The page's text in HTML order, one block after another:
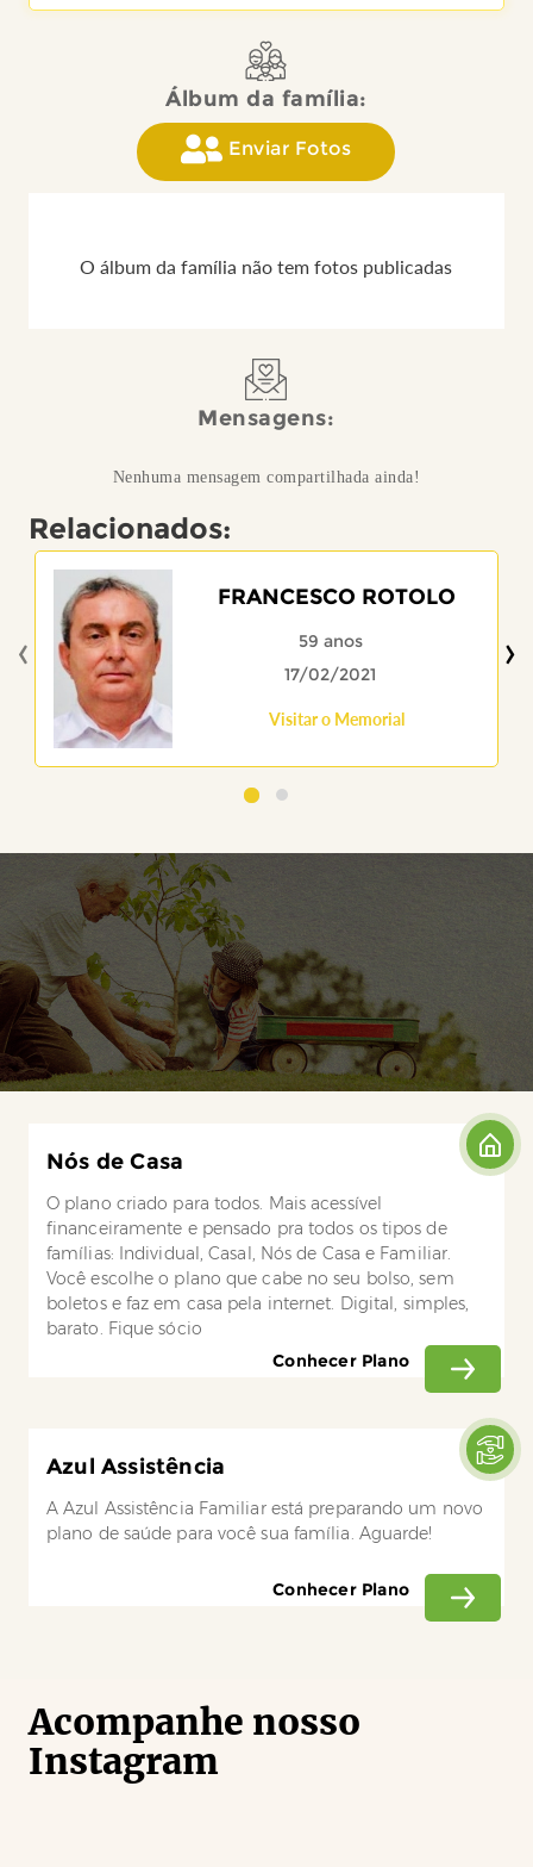
Álbum da família:
Enviar Fotos
O álbum da família não tem fotos publicadas
Mensagens:
Nenhuma mensagem compartilhada ainda!
Relacionados:
FRANCESCO ROTOLO
59 anos
17/02/2021
Visitar o Memorial
‹ ›
Nós de Casa
O plano criado para todos. Mais acessível
financeiramente e pensado pra todos os tipos de
famílias: Individual, Casal, Nós de Casa e Familiar.
Você escolhe o plano que cabe no seu bolso, sem
boletos e faz em casa pela internet. Digital, simples,
barato. Fique sócio
Conhecer Plano
Azul Assistência
A Azul Assistência Familiar está preparando um novo
plano de saúde para você sua família. Aguarde!
Conhecer Plano
Acompanhe nosso
Instagram